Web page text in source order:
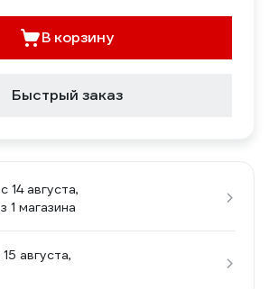
В корзину
Быстрый заказ
c 14 августа,
1 магазина
августа,